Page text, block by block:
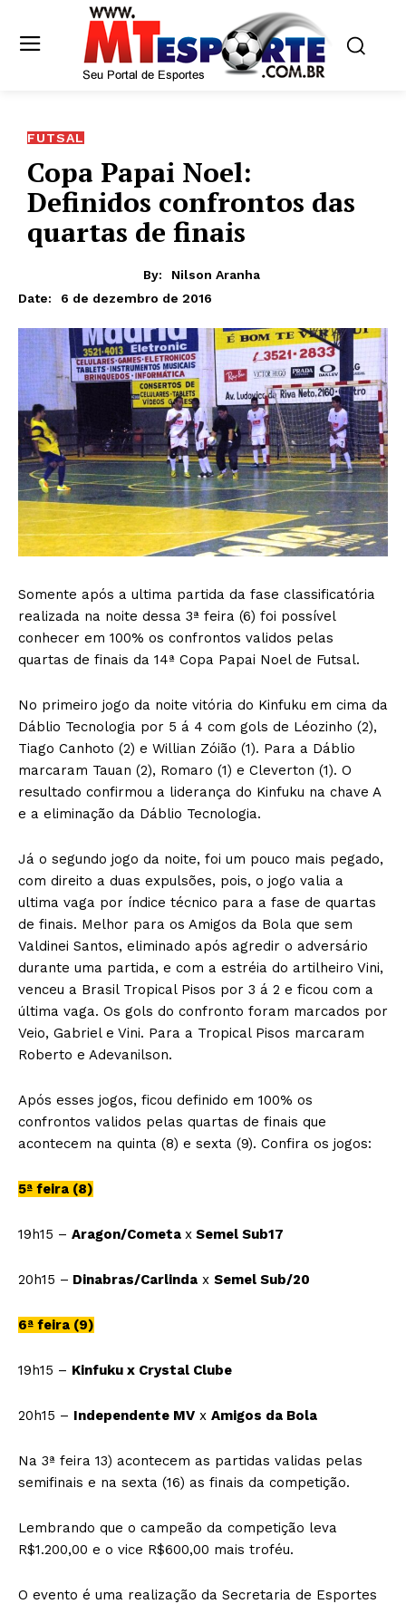
FUTSAL
Copa Papai Noel:
Definidos confrontos das
quartas de finais
By:
Nilson Aranha
Date:
6 de dezembro de 2016
Somente após a ultima partida da fase classificatória
realizada na noite dessa 3ª feira (6) foi possível
conhecer em 100% os confrontos validos pelas
quartas de finais da 14ª Copa Papai Noel de Futsal.
No primeiro jogo da noite vitória do Kinfuku em cima da
Dáblio Tecnologia por 5 á 4 com gols de Léozinho (2),
Tiago Canhoto (2) e Willian Zóião (1). Para a Dáblio
marcaram Tauan (2), Romaro (1) e Cleverton (1). O
resultado confirmou a liderança do Kinfuku na chave A
e a eliminação da Dáblio Tecnologia.
Já o segundo jogo da noite, foi um pouco mais pegado,
com direito a duas expulsões, pois, o jogo valia a
ultima vaga por índice técnico para a fase de quartas
de finais. Melhor para os Amigos da Bola que sem
Valdinei Santos, eliminado após agredir o adversário
durante uma partida, e com a estréia do artilheiro Vini,
venceu a Brasil Tropical Pisos por 3 á 2 e ficou com a
última vaga. Os gols do confronto foram marcados por
Veio, Gabriel e Vini. Para a Tropical Pisos marcaram
Roberto e Adevanilson.
Após esses jogos, ficou definido em 100% os
confrontos validos pelas quartas de finais que
acontecem na quinta (8) e sexta (9). Confira os jogos:
5ª feira (8)
19h15 – Aragon/Cometa x Semel Sub17
20h15 – Dinabras/Carlinda x Semel Sub/20
6ª feira (9)
19h15 – Kinfuku x Crystal Clube
20h15 – Independente MV x Amigos da Bola
Na 3ª feira 13) acontecem as partidas validas pelas
semifinais e na sexta (16) as finais da competição.
Lembrando que o campeão da competição leva
R$1.200,00 e o vice R$600,00 mais troféu.
O evento é uma realização da Secretaria de Esportes